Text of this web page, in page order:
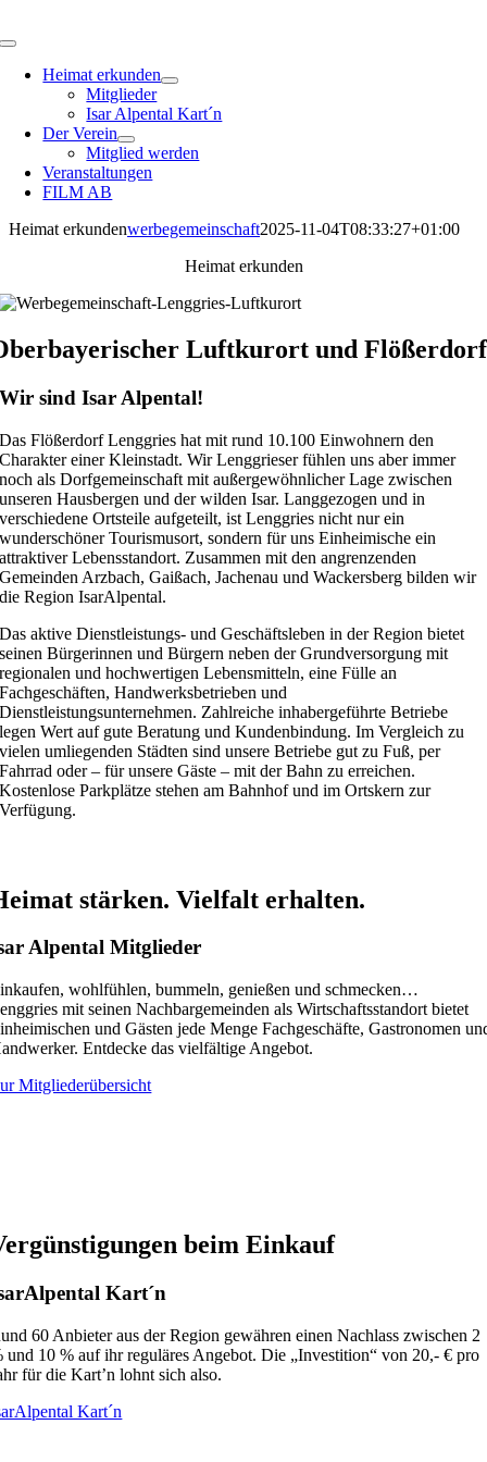
Inhalt
Toggle
NavigationHeimat erkunden
Mitglieder
Isar Alpental Kart´n
Der Verein
Mitglied werden
Veranstaltungen
FILM AB
Heimat erkundenwerbegemeinschaft2025-11-04T08:33:27+01:00
Heimat erkunden
Luftkurort und Flößerdorf
Wir sind Isar Alpental!
Das Flößerdorf Lenggries hat mit rund 10.100 Einwohnern den
Charakter einer Kleinstadt. Wir Lenggrieser fühlen uns aber immer
noch als Dorfgemeinschaft mit außergewöhnlicher Lage zwischen
unseren Hausbergen und der wilden Isar. Langgezogen und in
verschiedene Ortsteile aufgeteilt, ist Lenggries nicht nur ein
wunderschöner Tourismusort, sondern für uns Einheimische ein
attraktiver Lebensstandort. Zusammen mit den angrenzenden
Gemeinden Arzbach, Gaißach, Jachenau und Wackersberg bilden wir
die Region IsarAlpental.
Das aktive Dienstleistungs- und Geschäftsleben in der Region bietet
seinen Bürgerinnen und Bürgern neben der Grundversorgung mit
regionalen und hochwertigen Lebensmitteln, eine Fülle an
Fachgeschäften, Handwerksbetrieben und
Dienstleistungsunternehmen. Zahlreiche inhabergeführte Betriebe
legen Wert auf gute Beratung und Kundenbindung. Im Vergleich zu
vielen umliegenden Städten sind unsere Betriebe gut zu Fuß, per
Fahrrad oder – für unsere Gäste – mit der Bahn zu erreichen.
Kostenlose Parkplätze stehen am Bahnhof und im Ortskern zur
Verfügung.
stärken. Vielfalt erhalten.
Alpental Mitglieder
wohlfühlen, bummeln, genießen und schmecken…
mit seinen Nachbargemeinden als Wirtschaftsstandort bietet
und Gästen jede Menge Fachgeschäfte, Gastronomen
Entdecke das vielfältige Angebot.
Mitgliederübersicht
beim Einkauf
Kart´n
60 Anbieter aus der Region gewähren einen Nachlass zwischen 2
und 10 % auf ihr reguläres Angebot. Die „Investition“ von 20,- € pro
für die Kart’n lohnt sich also.
Kart´n